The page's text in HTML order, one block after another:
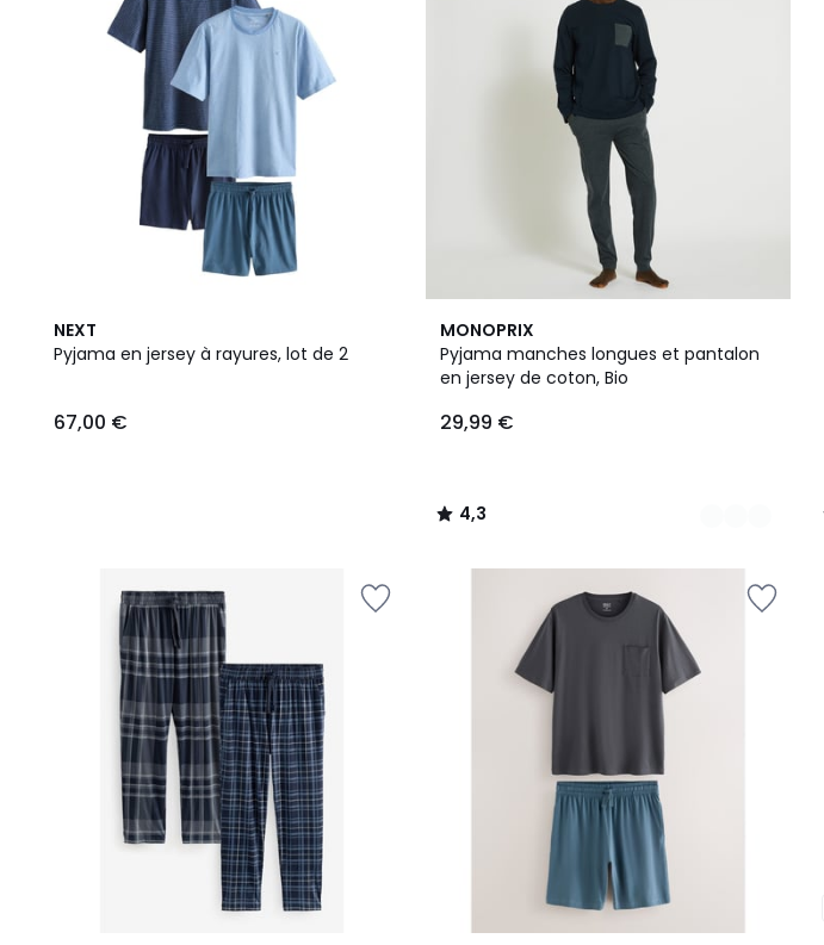
NEXT
Pyjama en jersey à rayures, lot de 2
67,00 €
MONOPRIX
Pyjama manches longues et pantalon
en jersey de coton, Bio
29,99 €
4,3
/ 5
4
Couleurs
4,3
/